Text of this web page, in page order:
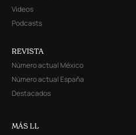
Videos
Podcasts
REVISTA
Número actual México
Número actual España
Destacados
MÁS LL